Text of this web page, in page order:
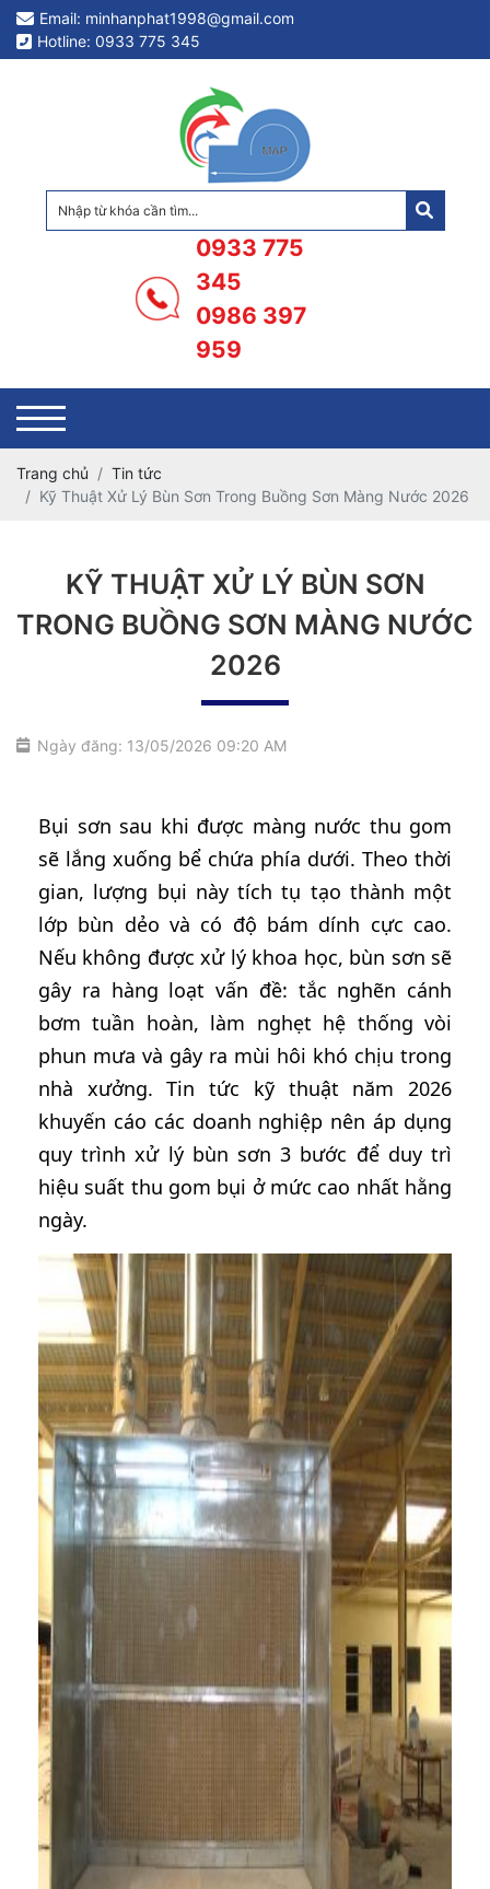
Email: minhanphat1998@gmail.com
Hotline: 0933 775 345
0933 775
345
0986 397
959
Trang chủ
Tin tức
Kỹ Thuật Xử Lý Bùn Sơn Trong Buồng Sơn Màng Nước 2026
KỸ THUẬT XỬ LÝ BÙN SƠN
TRONG BUỒNG SƠN MÀNG NƯỚC
2026
Ngày đăng: 13/05/2026 09:20 AM
Bụi sơn sau khi được màng nước thu gom
sẽ lắng xuống bể chứa phía dưới. Theo thời
gian, lượng bụi này tích tụ tạo thành một
lớp bùn dẻo và có độ bám dính cực cao.
Nếu không được xử lý khoa học, bùn sơn sẽ
gây ra hàng loạt vấn đề: tắc nghẽn cánh
bơm tuần hoàn, làm nghẹt hệ thống vòi
phun mưa và gây ra mùi hôi khó chịu trong
nhà xưởng. Tin tức kỹ thuật năm 2026
khuyến cáo các doanh nghiệp nên áp dụng
quy trình xử lý bùn sơn 3 bước để duy trì
hiệu suất thu gom bụi ở mức cao nhất hằng
ngày.